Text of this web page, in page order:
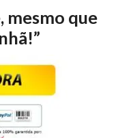
mesmo que